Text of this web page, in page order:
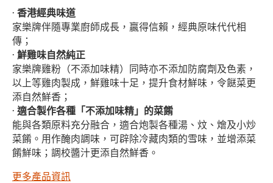
· 香港經典味道
家樂牌伴隨專業廚師成長，贏得信賴，經典原味代代相
傳；
· 鮮雞味自然純正
家樂牌雞粉（不添加味精）同時亦不添加防腐劑及色素，
以上等雞肉製成，鮮雞味十足，提升食材鮮味，令餸菜更
添自然鮮香；
· 適合製作各種「不添加味精」的菜餚
能與各類原料充分融合，適合炮製各種湯、炆、燴及小炒
菜餚。用作醃肉調味，可辟除冷藏肉類的雪味，並增添菜
餚鮮味；調校醬汁更添自然鮮香。
更多產品資訊